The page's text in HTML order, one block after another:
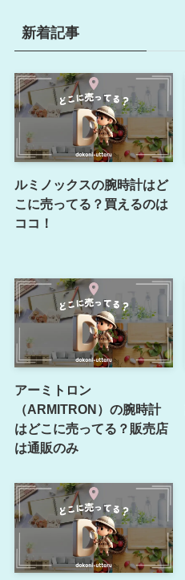
新着記事
ルミノックスの腕時計はど
こに売ってる？買えるのは
ココ！
アーミトロン
（ARMITRON）の腕時計
はどこに売ってる？販売店
は通販のみ